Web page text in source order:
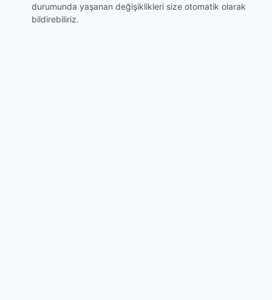
durumunda yaşanan değişiklikleri size otomatik olarak
bildirebiliriz.